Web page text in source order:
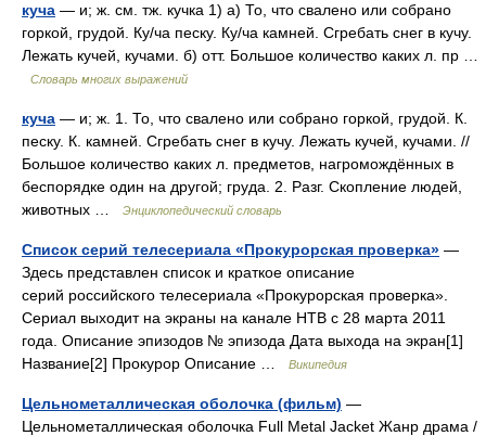
куча — и; ж. см. тж. кучка 1) а) То, что свалено или собрано
горкой, грудой. Ку/ча песку. Ку/ча камней. Сгребать снег в кучу.
Лежать кучей, кучами. б) отт. Большое количество каких л. пр …
Словарь многих выражений
куча — и; ж. 1. То, что свалено или собрано горкой, грудой. К.
песку. К. камней. Сгребать снег в кучу. Лежать кучей, кучами. //
Большое количество каких л. предметов, нагромождённых в
беспорядке один на другой; груда. 2. Разг. Скопление людей,
животных …
Энциклопедический словарь
Список серий телесериала «Прокурорская проверка» —
Здесь представлен список и краткое описание
серий российского телесериала «Прокурорская проверка».
Сериал выходит на экраны на канале НТВ с 28 марта 2011
года. Описание эпизодов № эпизода Дата выхода на экран[1]
Название[2] Прокурор Описание …
Википедия
Цельнометаллическая оболочка (фильм) —
Цельнометаллическая оболочка Full Metal Jacket Жанр драма /